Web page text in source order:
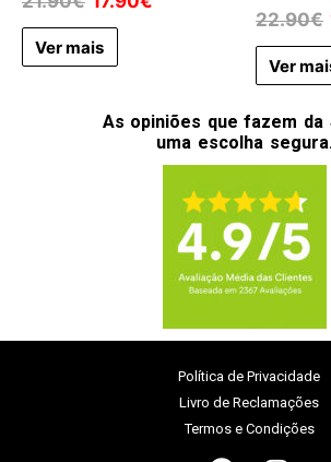
Ver mais
22.90€
Ver
As opiniões que fazem da
uma escolha
Política de Privacidade
Livro de Reclamações
Termos e Condições